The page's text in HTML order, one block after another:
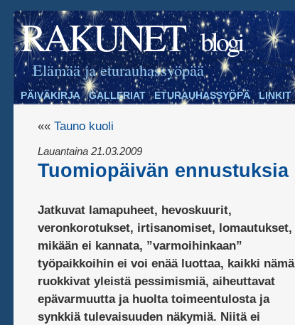
RAKUNET blogi
Elämää ja eturauhassyöpää
PÄIVÄKIRJA GALLERIAT ETURAUHASSYÖPÄ LINKIT
«« Tauno kuoli
Lauantaina 21.03.2009
Tuomiopäivän ennustuksia
Jatkuvat lamapuheet, hevoskuurit,
veronkorotukset, irtisanomiset, lomautukset,
mikään ei kannata, ”varmoihinkaan”
työpaikkoihin ei voi enää luottaa, kaikki nämä
ruokkivat yleistä pessimismiä, aiheuttavat
epävarmuutta ja huolta toimeentulosta ja
synkkiä tulevaisuuden näkymiä. Niitä ei